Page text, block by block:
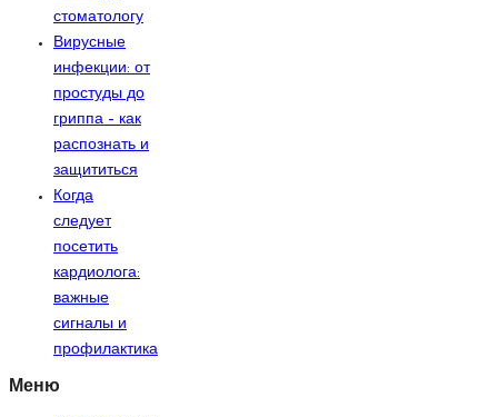
стоматологу
Вирусные
инфекции: от
простуды до
гриппа – как
распознать и
защититься
Когда
следует
посетить
кардиолога:
важные
сигналы и
профилактика
Меню